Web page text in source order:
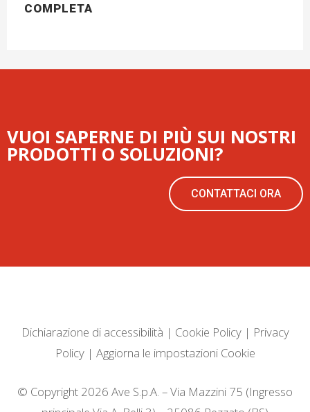
COMPLETA
VUOI SAPERNE DI PIÙ SUI NOSTRI
PRODOTTI O SOLUZIONI?
CONTATTACI ORA
Dichiarazione di accessibilità | Cookie Policy| Privacy
Policy| Aggiorna le impostazioni Cookie
© Copyright 2026 Ave S.p.A. – Via Mazzini 75 (Ingresso